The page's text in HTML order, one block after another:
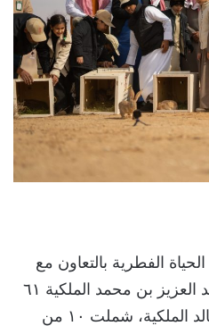
الفطرية بالتعاون مع
هيئة تطوير محمية الإمام عبد العزيز بن محمد الملكية ٦١
كائناً فطرياً بمحمية الملك خالد الملكية، شملت ١٠ من